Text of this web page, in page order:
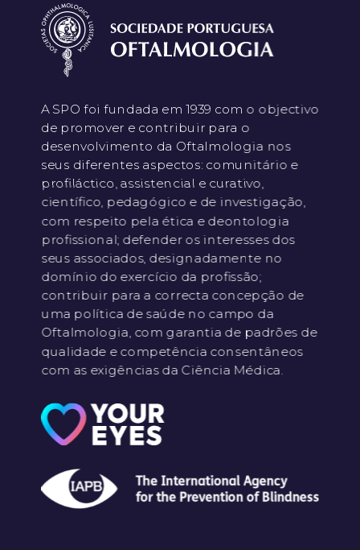
A SPO foi fundada em 1939 com o objectivo
de promover e contribuir para o
desenvolvimento da Oftalmologia nos
seus diferentes aspectos: comunitário e
profiláctico, assistencial e curativo,
científico, pedagógico e de investigação,
com respeito pela ética e deontologia
profissional; defender os interesses dos
seus associados, designadamente no
domínio do exercício da profissão;
contribuir para a correcta concepção de
uma política de saúde no campo da
Oftalmologia, com garantia de padrões de
qualidade e competência consentâneos
com as exigências da Ciência Médica.